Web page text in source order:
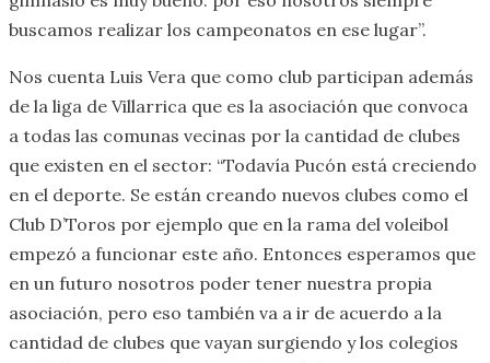
buscamos realizar los campeonatos en ese lugar”.
Nos cuenta Luis Vera que como club participan además
de la liga de Villarrica que es la asociación que convoca
a todas las comunas vecinas por la cantidad de clubes
que existen en el sector: “Todavía Pucón está creciendo
en el deporte. Se están creando nuevos clubes como el
Club D’Toros por ejemplo que en la rama del voleibol
empezó a funcionar este año. Entonces esperamos que
en un futuro nosotros poder tener nuestra propia
asociación, pero eso también va a ir de acuerdo a la
cantidad de clubes que vayan surgiendo y los colegios